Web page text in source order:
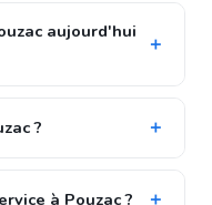
aujourd'hui
?
à Pouzac ?